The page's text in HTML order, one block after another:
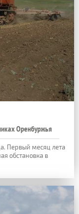
Оренбуржья
Первый месяц лета
обстановка в